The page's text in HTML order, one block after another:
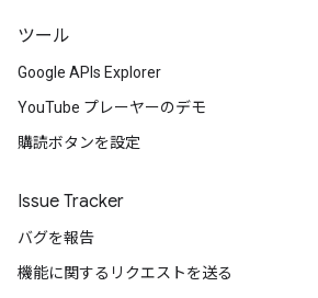
ツール
Google APIs Explorer
YouTube プレーヤーのデモ
購読ボタンを設定
Issue Tracker
バグを報告
機能に関するリクエストを送る